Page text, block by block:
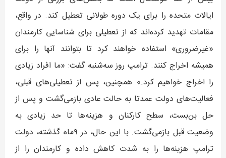
ایالات متحده را برای یک دوره طولانی تعطیل کند. در واقع،
مقامات تهدید کرده‌اند که از تعطیلی برای شناسایی کارمندان
«غیرضروری» استفاده خواهند کرد تا بتوانند آنها را برای
همیشه اخراج کنند. ترامپ روز سه‌شنبه گفت: «ما افراد زیادی
را اخراج خواهیم کرد.» همچنین، پس از تعطیلی‌های قبلی،
فعالیت‌های دولت عمدتا به حالت عادی بازمی‌گشت و پس از
حل بن‌بست، سطح کارکنان و هزینه‌ها تا حد زیادی به
وضعیت قبل بازمی‌گشت. با این حال، در ۹ماه گذشته، دولت
ترامپ هزینه‌ها را به شدت کاهش داده و کارمندان را از